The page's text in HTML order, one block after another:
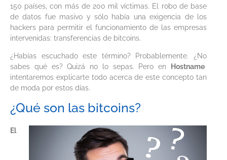
150 países, con más de 200 mil víctimas. El robo de base
de datos fue masivo y sólo había una exigencia de los
hackers para permitir el funcionamiento de las empresas
intervenidas: transferencias de bitcoins.
¿Habías escuchado este término? Probablemente. ¿No
sabes qué es? Quizá no lo sepas. Pero en
Hostname
intentaremos explicarte todo acerca de este concepto tan
de moda por estos días.
¿Qué son las bitcoins?
El